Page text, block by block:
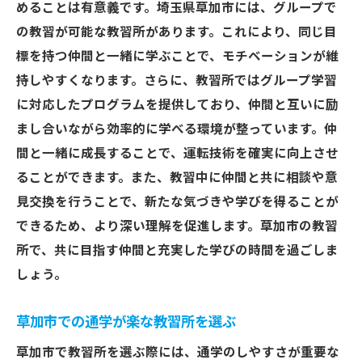
めることは有意義です。埼玉県草加市には、グループで
の教習が可能な教習所があります。これにより、同じ目
標を持つ仲間と一緒に学ぶことで、モチベーションが維
持しやすくなります。さらに、教習所ではグループ学習
に対応したプログラムを提供しており、仲間と互いに励
まし合いながら効率的に学べる環境が整っています。仲
間と一緒に成長することで、運転技術を確実に向上させ
ることができます。また、教習中に仲間と共に相談や意
見交換を行うことで、新たな気づきや学びを得ることが
できるため、より深い理解を促進します。草加市の教習
所で、共に目指す仲間と充実した学びの時間を過ごしま
しょう。
草加市での通学が楽な教習所を選ぶ
草加市で教習所を選ぶ際には、通学のしやすさが重要な